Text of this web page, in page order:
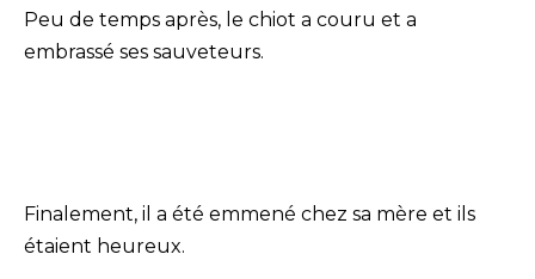
Peu de temps après, le chiot a couru et a
embrassé ses sauveteurs.
Finalement, il a été emmené chez sa mère et ils
étaient heureux.